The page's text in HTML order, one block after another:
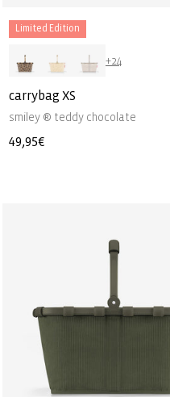
Limited Edition
+24
carrybag XS
smiley ® teddy chocolate
Normale
49,95€